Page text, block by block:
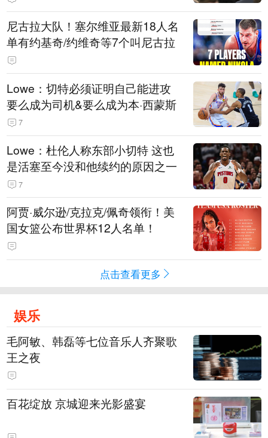
尼古拉大队！塞尔维亚最新18人名
单有约基奇/约维奇等7个叫尼古拉
Lowe：切特必须证明自己能进攻
要么成为司机&要么成为本·西蒙斯
7
Lowe：杜伦人称东部小切特 这也
是活塞至今没和他续约的原因之一
7
阿贾·威尔逊/克拉克/佩奇领衔！美
国女篮公布世界杯12人名单！
点击查看更多
娱乐
毛阿敏、韩磊等七位音乐人齐聚歌
王之夜
百花绽放 京城迎来光影盛宴